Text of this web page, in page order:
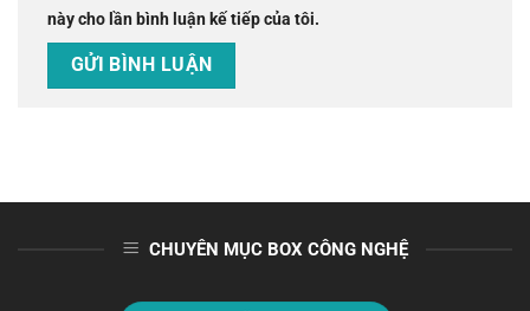
này cho lần bình luận kế tiếp của tôi.
CHUYÊN MỤC BOX CÔNG NGHỆ